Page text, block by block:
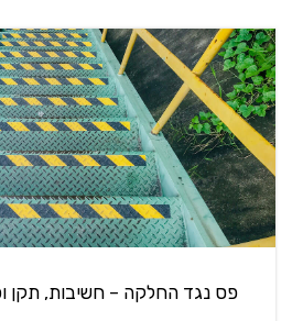
פס נגד החלקה – חשיבות, תקן